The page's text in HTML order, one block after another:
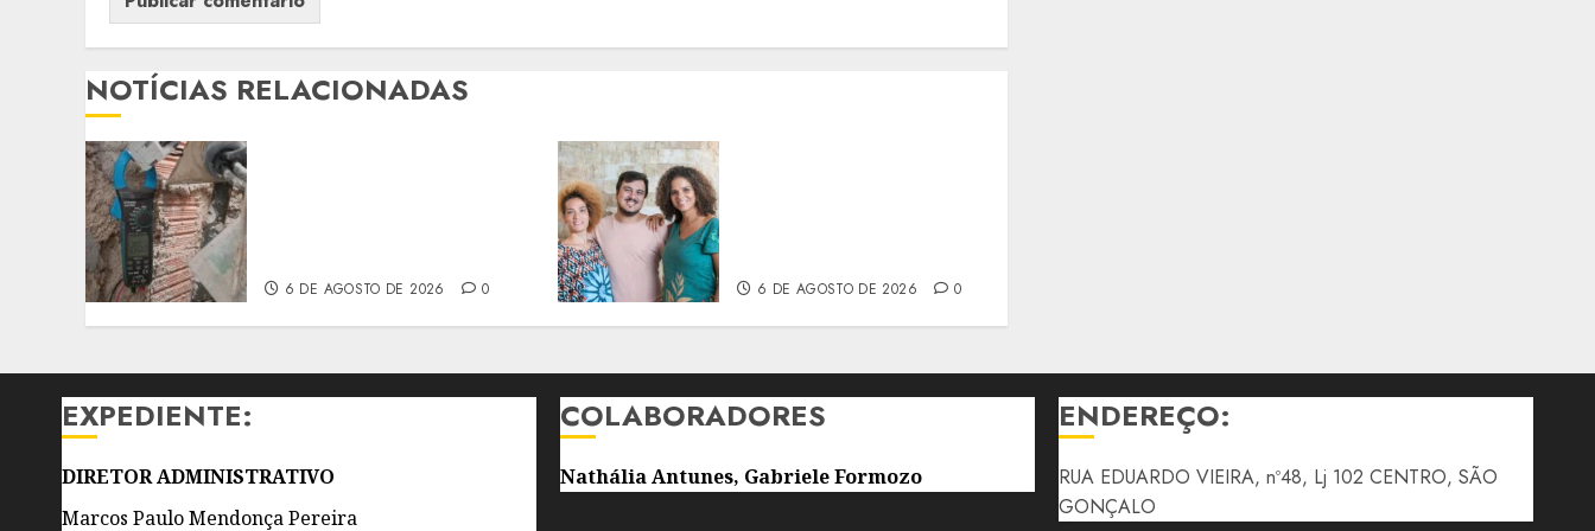
NOTÍCIAS RELACIONADAS
6 DE AGOSTO DE 2026 0 6 DE AGOSTO DE 2026 0
EXPEDIENTE:
DIRETOR ADMINISTRATIVO
Marcos Paulo Mendonça Pereira
COLABORADORES
Nathália Antunes, Gabriele Formozo
ENDEREÇO:
RUA EDUARDO VIEIRA, nº48, Lj 102 CENTRO, SÃO
GONÇALO